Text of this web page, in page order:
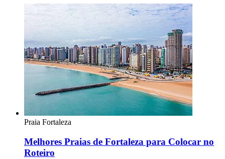
Praia Fortaleza
Melhores Praias de Fortaleza para Colocar no
Roteiro